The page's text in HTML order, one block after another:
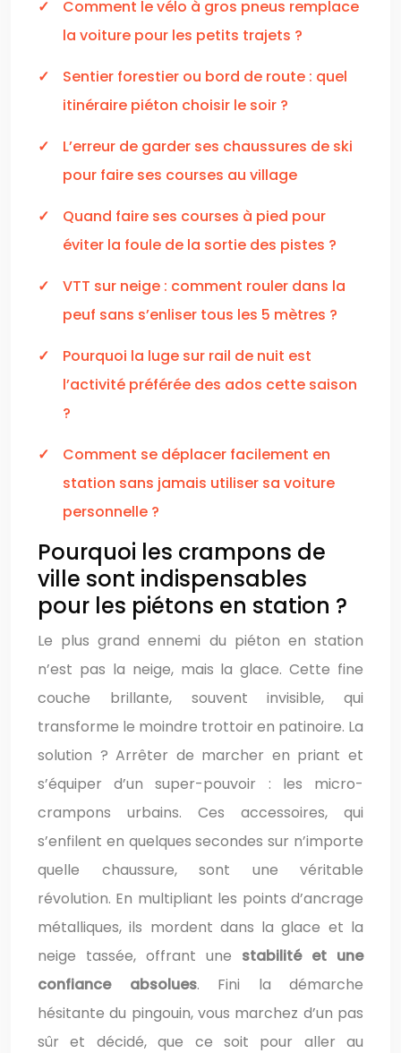
Comment le vélo à gros pneus remplace
la voiture pour les petits trajets ?
Sentier forestier ou bord de route : quel
itinéraire piéton choisir le soir ?
L’erreur de garder ses chaussures de ski
pour faire ses courses au village
Quand faire ses courses à pied pour
éviter la foule de la sortie des pistes ?
VTT sur neige : comment rouler dans la
peuf sans s’enliser tous les 5 mètres ?
Pourquoi la luge sur rail de nuit est
l’activité préférée des ados cette saison
?
Comment se déplacer facilement en
station sans jamais utiliser sa voiture
personnelle ?
Pourquoi les crampons de
ville sont indispensables
pour les piétons en station ?
Le plus grand ennemi du piéton en station
n’est pas la neige, mais la glace. Cette fine
couche brillante, souvent invisible, qui
transforme le moindre trottoir en patinoire. La
solution ? Arrêter de marcher en priant et
s’équiper d’un super-pouvoir : les micro-
crampons urbains. Ces accessoires, qui
s’enfilent en quelques secondes sur n’importe
quelle chaussure, sont une véritable
révolution. En multipliant les points d’ancrage
métalliques, ils mordent dans la glace et la
neige tassée, offrant une stabilité et une
confiance absolues. Fini la démarche
hésitante du pingouin, vous marchez d’un pas
sûr et décidé, que ce soit pour aller au